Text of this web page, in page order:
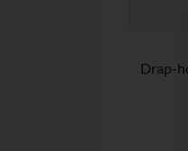
Drap-